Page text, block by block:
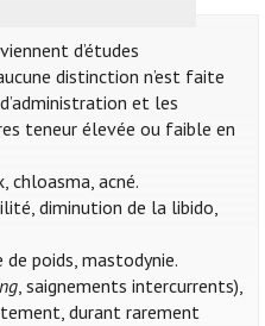
d’études
distinction n’est faite
et les
teneur élevée ou faible en
chloasma, acné.
diminution de la libido,
poids, mastodynie.
, saignements intercurrents),
durant rarement